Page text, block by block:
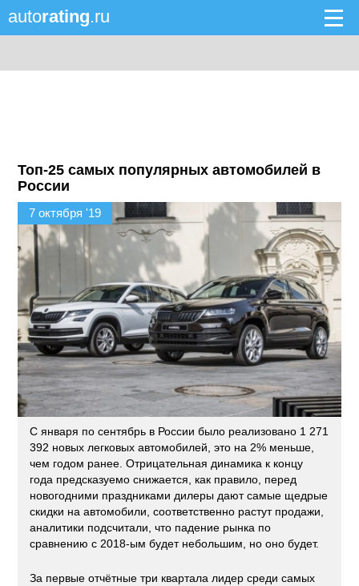
autorating.ru
Топ-25 самых популярных автомобилей в
России
7 октября '19
С января по сентябрь в России было реализовано 1 271
392 новых легковых автомобилей, это на 2% меньше,
чем годом ранее. Отрицательная динамика к концу
года предсказуемо снижается, как правило, перед
новогодними праздниками дилеры дают самые щедрые
скидки на автомобили, соответственно растут продажи,
аналитики подсчитали, что падение рынка по
сравнению с 2018-ым будет небольшим, но оно будет.
За первые отчётные три квартала лидер среди самых